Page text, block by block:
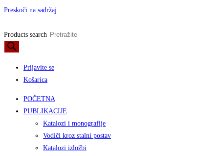
Preskoči na sadržaj
Products search
Prijavite se
Košarica
POČETNA
PUBLIKACIJE
Katalozi i monografije
Vodiči kroz stalni postav
Katalozi izložbi